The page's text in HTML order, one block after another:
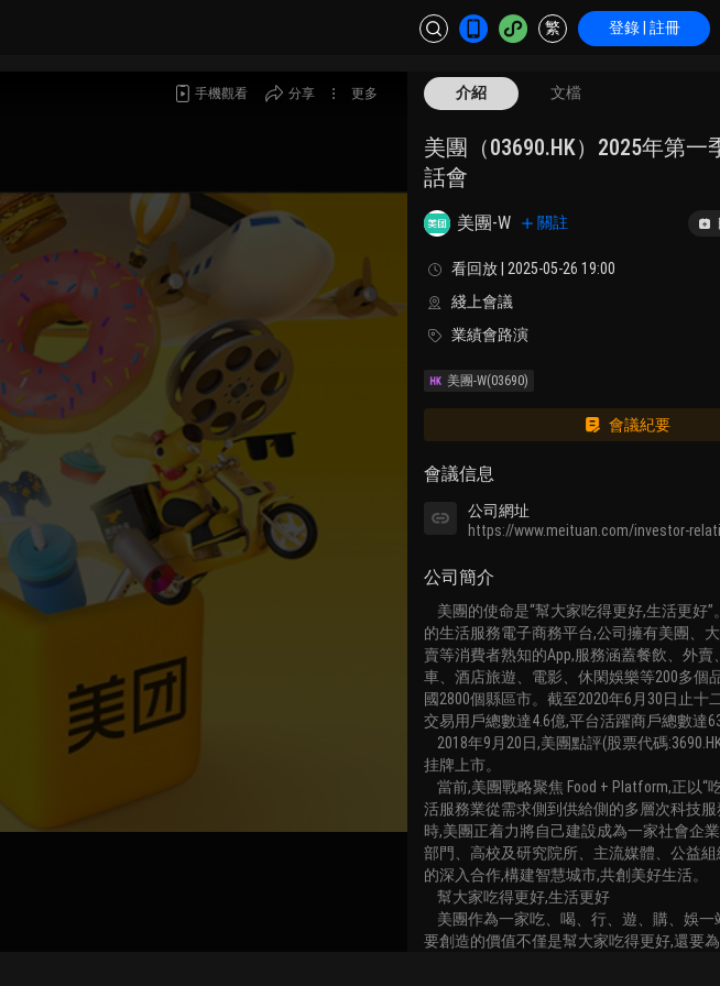
繁 登錄 | 註冊
手機觀看 分享 更多 介紹 文檔
美團（03690.HK）2025年第一
話會
美團-W 關註
看回放 | 2025-05-26 19:00
綫上會議
業績會路演
美團-W(03690)
會議紀要
會議信息
公司網址
https://www.meituan.com/investor-
公司簡介
的生活服務電子商務平台,公司擁有美團、
賣等消費者熟知的App,服務涵蓋餐飲、外賣
車、酒店旅遊、電影、休閑娛樂等200多個
國2800個縣區市。截至2020年6月30日止十
交易用戶總數達4.6億,平台活躍商戶總數達
挂牌上市。
活服務業從需求側到供給側的多層次科技
時,美團正着力將自己建設成為一家社會企
部門、高校及研究院所、主流媒體、公益
的深入合作,構建智慧城市,共創美好生活。
要創造的價值不僅是幫大家吃得更好,還要